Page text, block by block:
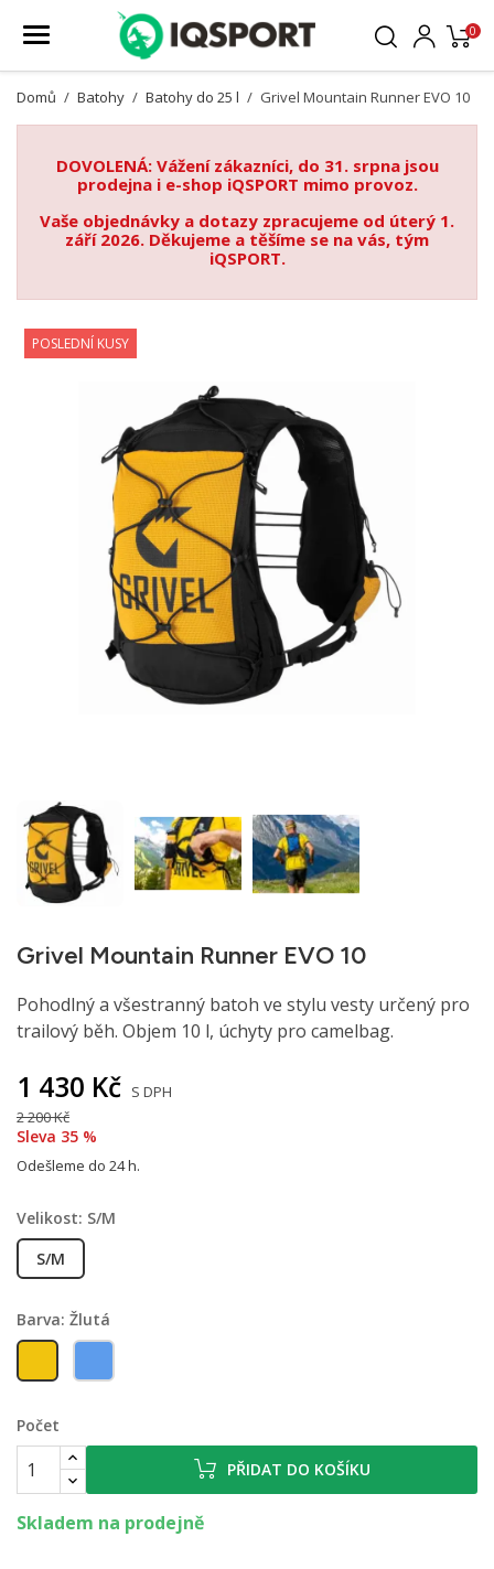
0
Domů Batohy Batohy do 25 l Grivel Mountain Runner EVO 10
DOVOLENÁ: Vážení zákazníci, do 31. srpna jsou
prodejna i e-shop iQSPORT mimo provoz.
Vaše objednávky a dotazy zpracujeme od úterý 1.
září 2026. Děkujeme a těšíme se na vás, tým
iQSPORT.
POSLEDNÍ KUSY
Grivel Mountain Runner EVO 10
Pohodlný a všestranný batoh ve stylu vesty určený pro
trailový běh. Objem 10 l, úchyty pro camelbag.
1 430 Kč S DPH
2 200 Kč
Sleva 35 %
Odešleme do 24 h.
Velikost: S/M
S/M
Barva: Žlutá
Žlutá
Modrá
Počet
PŘIDAT DO KOŠÍKU
Skladem na prodejně